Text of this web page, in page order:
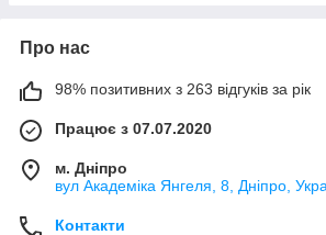
Про нас
98% позитивних з 263 відгуків за рік
Працює з 07.07.2020
м. Дніпро
вул Академіка Янгеля, 8, Дніпро,
Контакти